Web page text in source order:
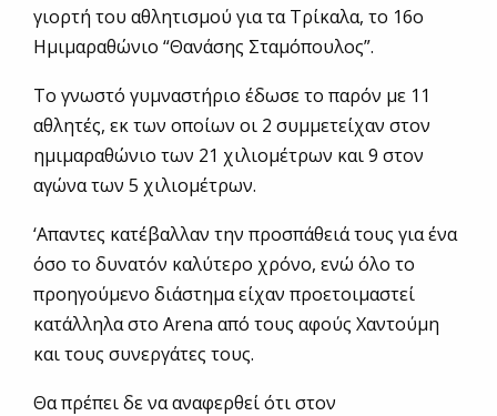
γιορτή του αθλητισμού για τα Τρίκαλα, το 16ο
Ημιμαραθώνιο “Θανάσης Σταμόπουλος”.
Το γνωστό γυμναστήριο έδωσε το παρόν με 11
αθλητές, εκ των οποίων οι 2 συμμετείχαν στον
ημιμαραθώνιο των 21 χιλιομέτρων και 9 στον
αγώνα των 5 χιλιομέτρων.
‘Απαντες κατέβαλλαν την προσπάθειά τους για ένα
όσο το δυνατόν καλύτερο χρόνο, ενώ όλο το
προηγούμενο διάστημα είχαν προετοιμαστεί
κατάλληλα στο Αrena από τους αφούς Χαντούμη
και τους συνεργάτες τους.
Θα πρέπει δε να αναφερθεί ότι στον